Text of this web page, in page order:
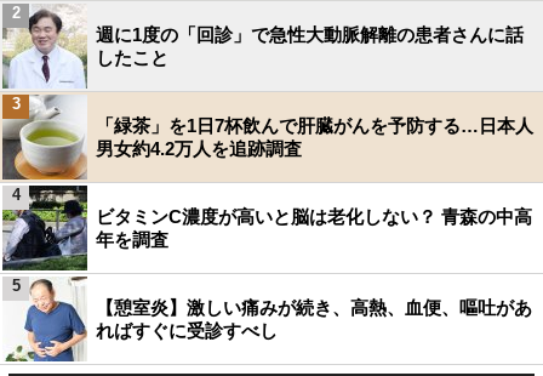
週に1度の「回診」で急性大動脈解離の患者さんに話
したこと
2
「緑茶」を1日7杯飲んで肝臓がんを予防する…日本人
男女約4.2万人を追跡調査
3
ビタミンC濃度が高いと脳は老化しない？ 青森の中高
年を調査
4
【憩室炎】激しい痛みが続き、高熱、血便、嘔吐があ
ればすぐに受診すべし
5